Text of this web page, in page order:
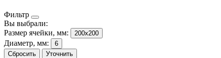
Фильтр
Вы выбрали:
Размер ячейки, мм:
200х200
Диаметр, мм:
6
Сбросить
Уточнить